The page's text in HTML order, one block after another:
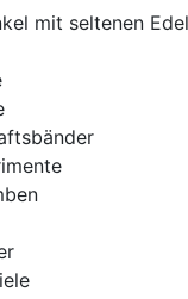
mit seltenen